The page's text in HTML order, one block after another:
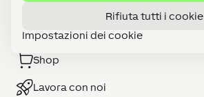
Rifiuta tutti i cookie
Impostazioni dei cookie
Diventa Partner
Shop
Lavora con noi